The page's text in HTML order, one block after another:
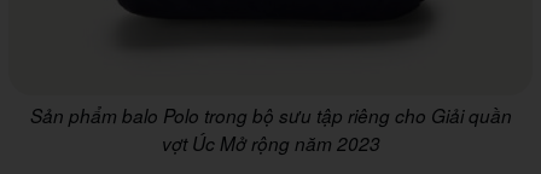
Sản phẩm balo Polo trong bộ sưu tập riêng cho Giải quần
vợt Úc Mở rộng năm 2023